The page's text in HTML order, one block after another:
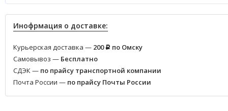
Инофрмация о доставке:
Курьерская доставка — 200 Р по Омску
Самовывоз — Бесплатно
СДЭК — по прайсу транспортной компании
Почта России — по прайсу Почты России